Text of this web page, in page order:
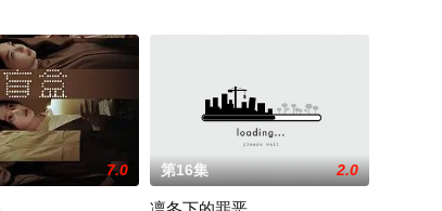
7.0 第16集 2.0